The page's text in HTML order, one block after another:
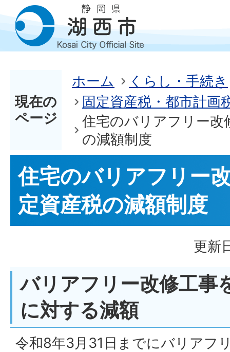
現在の
ページ
ホーム
くらし・手続き
固定資産税・都市計画
住宅のバリアフリー改
の減額制度
住宅のバリアフリー
定資産税の減額制度
更新
バリアフリー改修工事
に対する減額
令和8年3月31日までにバリアフ